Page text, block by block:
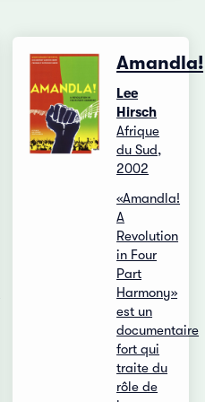
Amandla!
Lee
Hirsch
Afrique
du Sud,
2002
«Amandla!
A
Revolution
in Four
Part
Harmony»
est un
documentaire
fort qui
traite du
rôle de